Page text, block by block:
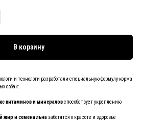
В корзину
и технологи разработали специальную формулу корма
собак:
витаминов и минераловспособствует укреплению
жир и семена льназаботятся о красоте и здоровье